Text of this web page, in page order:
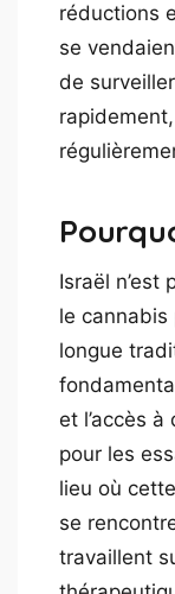
réductions
se
de
Israël n’est
le cannabis
longue
et l’accès
pour les
lieu où
se
travaillent